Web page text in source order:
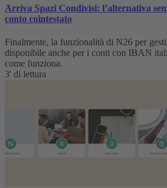
Arriva Spazi Condivisi: l’alternativa
conto cointestato
Finalmente, la funzionalità di N26 per
disponibile anche per i conti con IBAN
come funziona.
3' di lettura